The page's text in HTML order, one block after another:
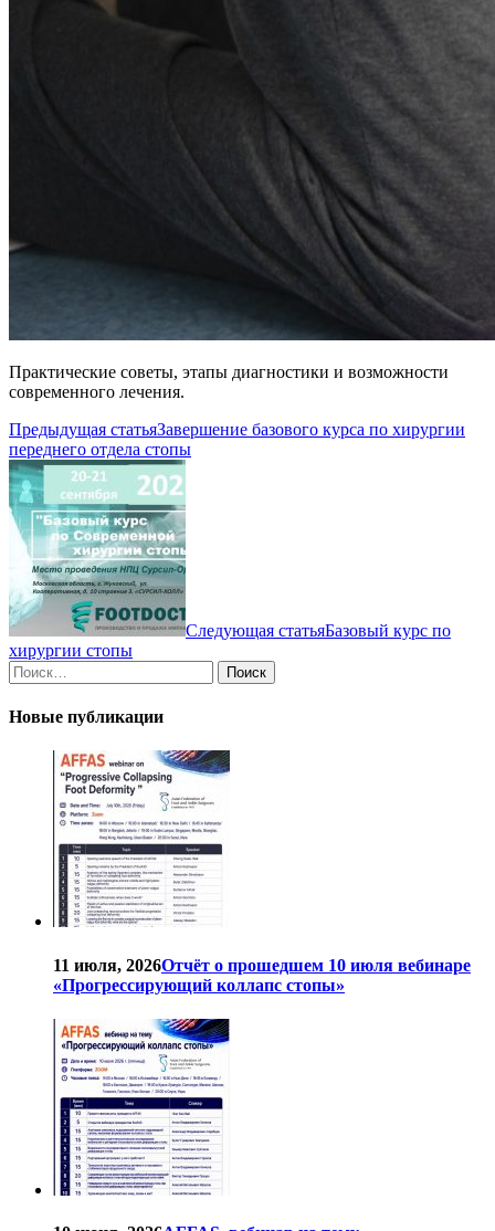
Практические советы, этапы диагностики и возможности
современного лечения.
Навигация
по
записям
Предыдущая статьяЗавершение базового курса по хирургии
переднего отдела стопы
Следующая статьяБазовый курс по
хирургии стопы
Найти:
Новые публикации
11 июля, 2026Отчёт о прошедшем 10 июля вебинаре
«Прогрессирующий коллапс стопы»